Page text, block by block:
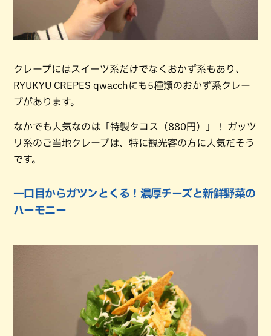
クレープにはスイーツ系だけでなくおかず系もあり、
RYUKYU CREPES qwacchにも5種類のおかず系クレー
プがあります。
なかでも人気なのは「特製タコス（880円）」！ ガッツ
リ系のご当地クレープは、特に観光客の方に人気だそう
です。
一口目からガツンとくる！濃厚チーズと新鮮野菜の
ハーモニー